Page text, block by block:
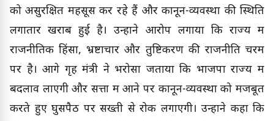
को असुरक्षित महसूस कर रहे हैं और कानून-व्यवस्था की स्थिति
लगातार खराब हुई है। उन्होंने आरोप लगाया कि राज्य में
राजनीतिक हिंसा, भ्रष्टाचार और तुष्टिकरण की राजनीति चरम
पर है। आगे गृह मंत्री ने भरोसा जताया कि भाजपा राज्य में
बदलाव लाएगी और सत्ता में आने पर कानून-व्यवस्था को मजबूत
करते हुए घुसपैठ पर सख्ती से रोक लगाएगी। उन्होंने कहा कि